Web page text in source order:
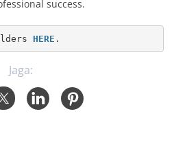
success.
HERE .
Jaga: